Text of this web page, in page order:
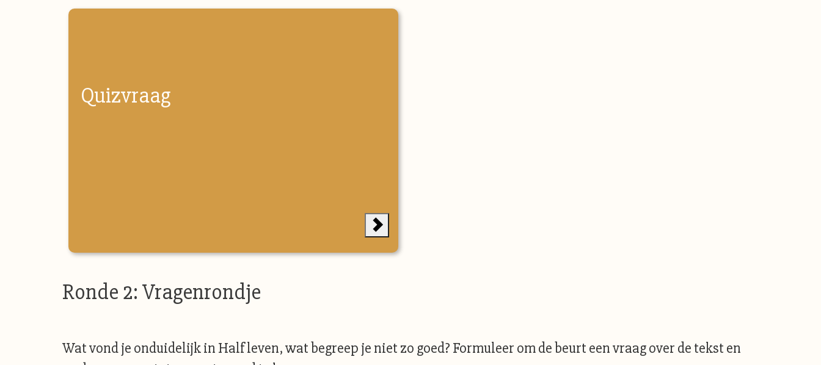
Quizvraag
Ronde 2: Vragenrondje
Wat vond je onduidelijk in Half leven, wat begreep je niet zo goed? Formuleer om de beurt een vraag over de tekst en